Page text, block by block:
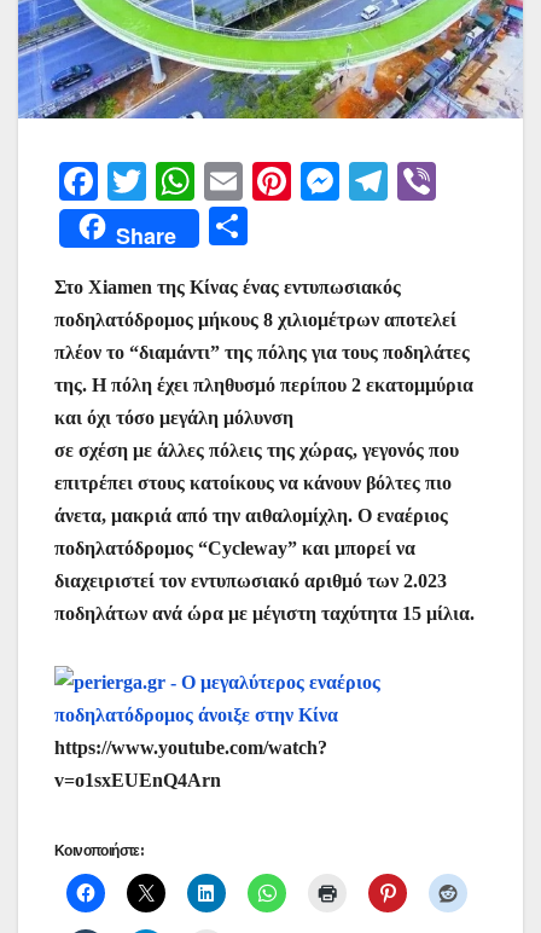
F
a
c
e
b
o
o
k
T
w
itt
er
W
h
at
s
A
p
p
E
m
ai
l
Pi
e
st
M
s
e
n
er
T
gr
a
m
Share
ρ
α
σ
τε
ίτ
ε
Στο Xiamen της Κίνας ένας εντυπωσιακός
ποδηλατόδρομος μήκους 8 χιλιομέτρων αποτελεί
πλέον το “διαμάντι” της πόλης για τους ποδηλάτες
της. Η πόλη έχει πληθυσμό περίπου 2 εκατομμύρια
και όχι τόσο μεγάλη μόλυνση
σε σχέση με άλλες πόλεις της χώρας, γεγονός που
επιτρέπει στους κατοίκους να κάνουν βόλτες πιο
άνετα, μακριά από την αιθαλομίχλη. Ο εναέριος
ποδηλατόδρομος “Cycleway” και μπορεί να
διαχειριστεί τον εντυπωσιακό αριθμό των 2.023
ποδηλάτων ανά ώρα με μέγιστη ταχύτητα 15 μίλια.
https://www.youtube.com/watch?
v=o1sxEUEnQ4Arn
Κοινοποιήστε: